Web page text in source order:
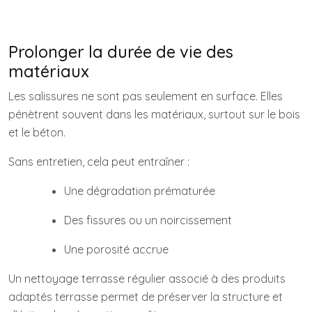
Prolonger la durée de vie des
matériaux
Les salissures ne sont pas seulement en surface. Elles
pénètrent souvent dans les matériaux, surtout sur le bois
et le béton.
Sans entretien, cela peut entraîner :
Une dégradation prématurée
Des fissures ou un noircissement
Une porosité accrue
Un nettoyage terrasse régulier associé à des produits
adaptés terrasse permet de préserver la structure et